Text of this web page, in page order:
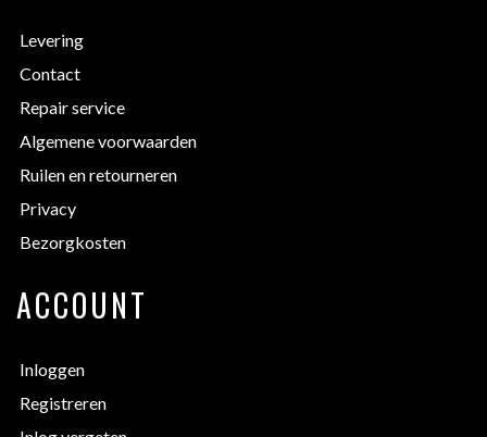
Levering
Contact
Repair service
Algemene voorwaarden
Ruilen en retourneren
Privacy
Bezorgkosten
ACCOUNT
Inloggen
Registreren